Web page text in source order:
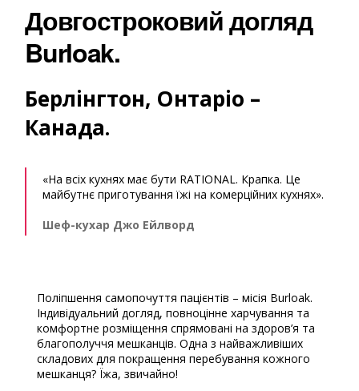
Довгостроковий догляд
Burloak.
Берлінгтон, Онтаріо –
Канада.
«На всіх кухнях має бути RATIONAL. Крапка. Це
майбутнє приготування їжі на комерційних кухнях».
Шеф-кухар Джо Ейлворд
Поліпшення самопочуття пацієнтів – місія Burloak.
Індивідуальний догляд, повноцінне харчування та
комфортне розміщення спрямовані на здоров’я та
благополуччя мешканців. Одна з найважливіших
складових для покращення перебування кожного
мешканця? Їжа, звичайно!